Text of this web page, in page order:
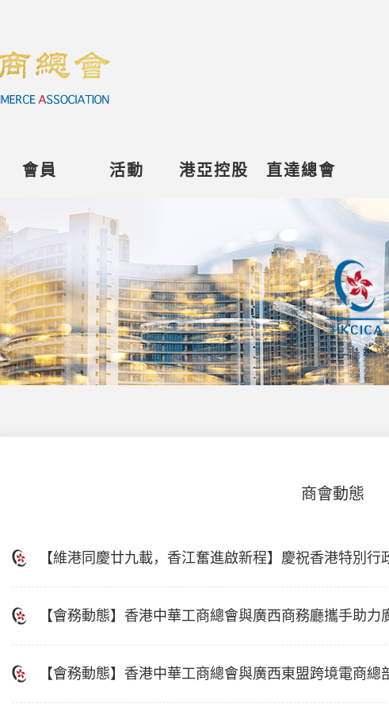
會員 活動 港亞控股 直達總會
商會動態
【維港同慶廿九載，香江奮進啟新程】慶祝香港特別
港中華工商總會開放日交流活動圓滿舉行
【會務動態】香港中華工商總會與廣西商務廳攜手助
【會務動態】香港中華工商總會與廣西東盟跨境電商